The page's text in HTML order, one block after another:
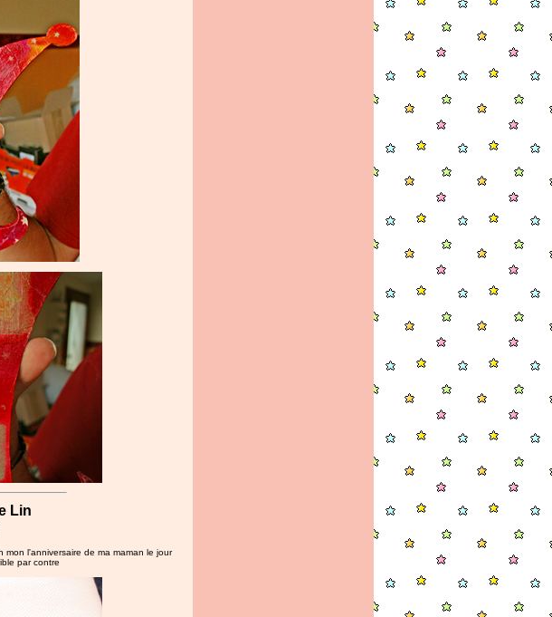
Lin
l'anniversaire de ma maman le jour
par contre